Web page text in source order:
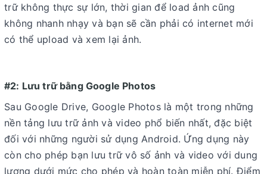
trữ không thực sự lớn, thời gian để load ảnh cũng
không nhanh nhạy và bạn sẽ cần phải có internet mới
có thể upload và xem lại ảnh.
#2: Lưu trữ bằng Google Photos
Sau Google Drive, Google Photos là một trong những
nền tảng lưu trữ ảnh và video phổ biến nhất, đặc biệt
đối với những người sử dụng Android. Ứng dụng này
còn cho phép bạn lưu trữ vô số ảnh và video với dung
lượng dưới mức cho phép và hoàn toàn miễn phí. Điểm